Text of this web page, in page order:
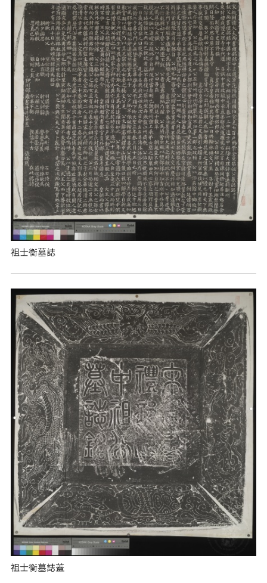
祖士衡墓誌
祖士衡墓誌蓋